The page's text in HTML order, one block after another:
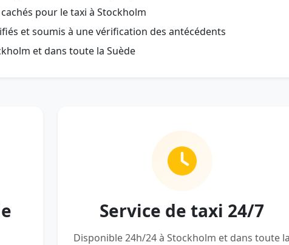
pour le taxi à Stockholm
et soumis à une vérification des antécédents
et dans toute la Suède
Service de taxi 24/7
Disponible 24h/24 à Stockholm et dans toute la